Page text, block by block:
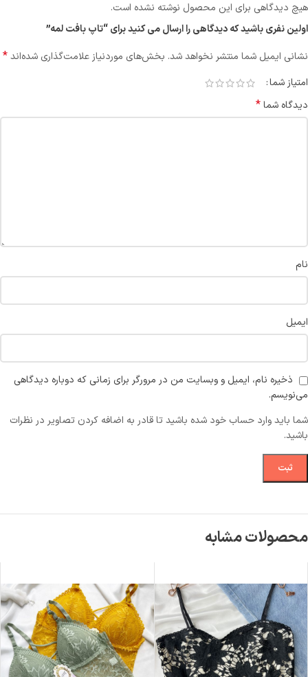
هیچ دیدگاهی برای این محصول نوشته نشده است.
اولین نفری باشید که دیدگاهی را ارسال می کنید برای “تاپ بافت لمه”
نشانی ایمیل شما منتشر نخواهد شد. بخش‌های موردنیاز علامت‌گذاری شده‌اند*
امتیاز شما
دیدگاه شما*
نام
ایمیل
ذخیره نام، ایمیل و وبسایت من در مرورگر برای زمانی که دوباره دیدگاهی
می‌نویسم.
شما باید وارد حساب خود شده باشید تا قادر به اضافه کردن تصاویر در نظرات
باشید.
محصولات مشابه